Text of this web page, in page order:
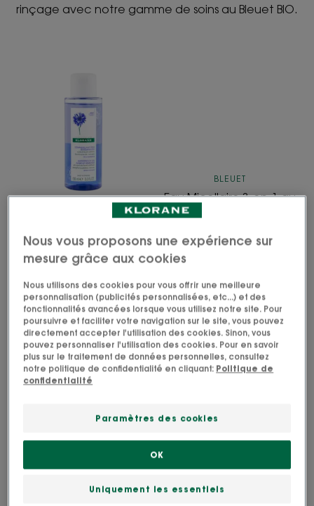
rinçage avec notre gamme de soins au Bleuet BIO.
waterproof
au
Bleuet
BIO
waterproof au Bleuet
BIO
4.9
/
5
-
54
Yeux
BLEUET
Eau Micellaire 3-en-1 au
Bleuet BIO - Visage, Yeux
4.8
/5
42
Réveillez votre teint en un instant et hydratez
durablement.
Nous vous proposons une expérience sur
mesure grâce aux cookies
Nous utilisons des cookies pour vous offrir une meilleure
personnalisation (publicités personnalisées, etc...) et des
fonctionnalités avancées lorsque vous utilisez notre site. Pour
poursuivre et faciliter votre navigation sur le site, vous pouvez
directement accepter l'utilisation des cookies. Sinon, vous
pouvez personnaliser l'utilisation des cookies. Pour en savoir
plus sur le traitement de données personnelles, consultez
notre politique de confidentialité en cliquant: Politique de
confidentialité
Paramètres des cookies
Uniquement les essentiels
OK